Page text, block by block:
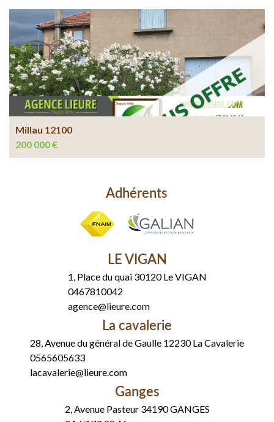
Millau 12100
200 000 €
Adhérents
LE VIGAN
1, Place du quai 30120 Le VIGAN
0467810042
agence@lieure.com
La cavalerie
28, Avenue du général de Gaulle 12230 La Cavalerie
0565605633
lacavalerie@lieure.com
Ganges
2, Avenue Pasteur 34190 GANGES